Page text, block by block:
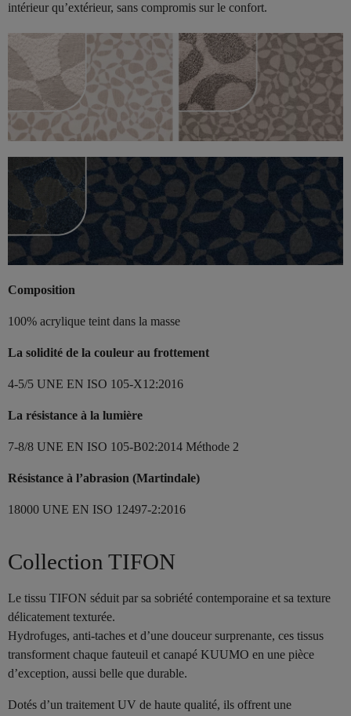
intérieur qu’extérieur, sans compromis sur le confort.
Composition
100% acrylique teint dans la masse
La solidité de la couleur au frottement
4-5/5 UNE EN ISO 105-X12:2016
La résistance à la lumière
7-8/8 UNE EN ISO 105-B02:2014 Méthode 2
Résistance à l’abrasion (Martindale)
18000 UNE EN ISO 12497-2:2016
Collection TIFON
Le tissu TIFON séduit par sa sobriété contemporaine et sa texture
délicatement texturée.
Hydrofuges, anti-taches et d’une douceur surprenante, ces tissus
transforment chaque fauteuil et canapé KUUMO en une pièce
d’exception, aussi belle que durable.
Dotés d’un traitement UV de haute qualité, ils offrent une